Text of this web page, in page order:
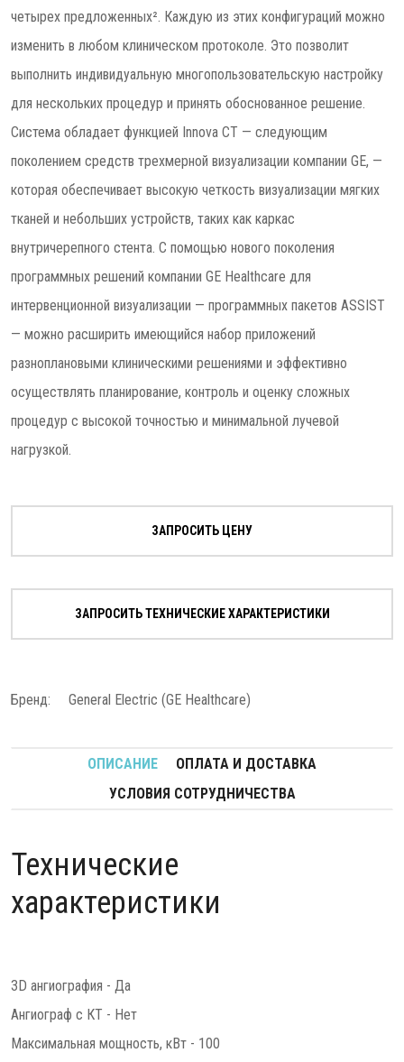
четырех предложенных². Каждую из этих конфигураций можно
изменить в любом клиническом протоколе. Это позволит
выполнить индивидуальную многопользовательскую настройку
для нескольких процедур и принять обоснованное решение.
Система обладает функцией Innova CT — следующим
поколением средств трехмерной визуализации компании GE, —
которая обеспечивает высокую четкость визуализации мягких
тканей и небольших устройств, таких как каркас
внутричерепного стента. С помощью нового поколения
программных решений компании GE Healthcare для
интервенционной визуализации — программных пакетов ASSIST
— можно расширить имеющийся набор приложений
разноплановыми клиническими решениями и эффективно
осуществлять планирование, контроль и оценку сложных
процедур с высокой точностью и минимальной лучевой
нагрузкой.
ЗАПРОСИТЬ ЦЕНУ
ЗАПРОСИТЬ ТЕХНИЧЕСКИЕ ХАРАКТЕРИСТИКИ
Бренд: General Electric (GE Healthcare)
ОПИСАНИЕ
ОПЛАТА И ДОСТАВКА
УСЛОВИЯ СОТРУДНИЧЕСТВА
Технические
характеристики
3D ангиография - Да
Ангиограф с КТ - Нет
Максимальная мощность, кВт - 100